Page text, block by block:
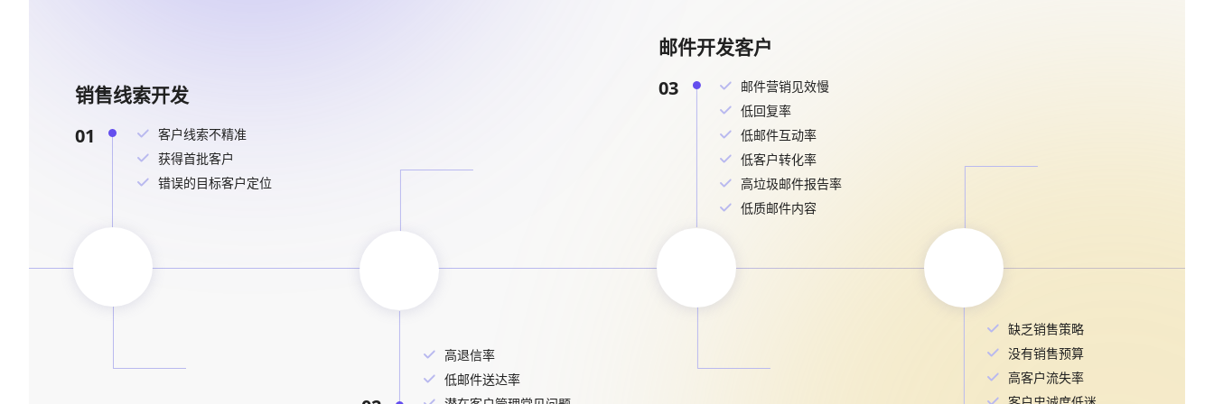
销售线索开发
01
客户线索不精准
获得首批客户
错误的目标客户定位
高退信率
低邮件送达率
邮件开发客户
03
邮件营销见效慢
低回复率
低邮件互动率
低客户转化率
高垃圾邮件报告率
低质邮件内容
缺乏销售策略
没有销售预算
高客户流失率